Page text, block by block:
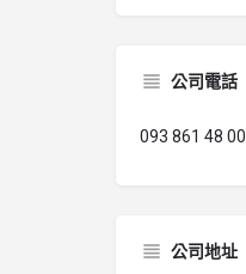
公司電話
093 861 48 00
公司地址